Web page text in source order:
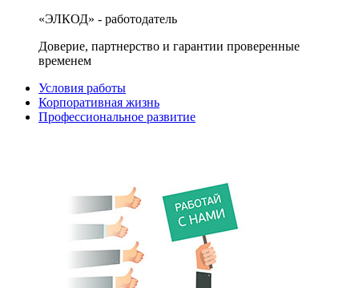
«ЭЛКОД» - работодатель
Доверие, партнерство и гарантии проверенные
временем
Условия работы
Корпоративная жизнь
Профессиональное развитие